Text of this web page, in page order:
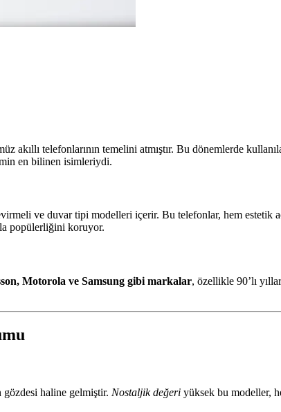
akıllı telefonlarının temelini atmıştır. Bu dönemlerde
en bilinen isimleriydi.
ve duvar tipi modelleri içerir. Bu telefonlar, hem estetik
popülerliğini koruyor.
Motorola ve Samsung gibi markalar, özellikle 90’lı
gözdesi haline gelmiştir. Nostaljik değeri yüksek bu modeller,